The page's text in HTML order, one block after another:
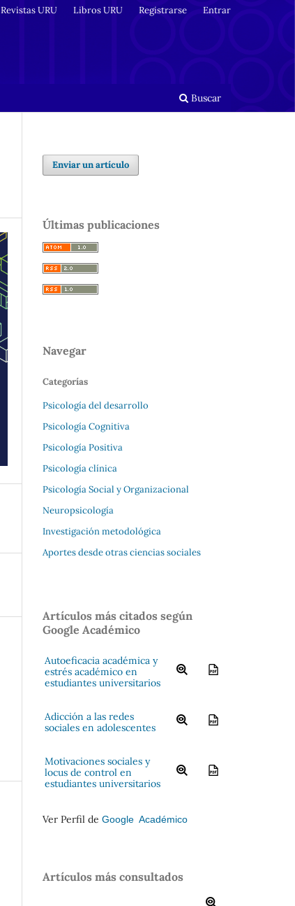
Buscar
Revistas URU Libros URU Registrarse Entrar
Enviar un artículo
Últimas publicaciones
Navegar
Categorías
Psicología del desarrollo
Psicología Cognitiva
Psicología Positiva
Psicología clínica
Psicología Social y Organizacional
Neuropsicología
Investigación metodológica
Aportes desde otras ciencias sociales
Artículos más citados según
Google Académico
Autoeficacia académica y
estrés académico en
estudiantes universitarios
Adicción a las redes
sociales en adolescentes
Motivaciones sociales y
locus de control en
estudiantes universitarios
Ver Perfil de Google Académico
Artículos más consultados